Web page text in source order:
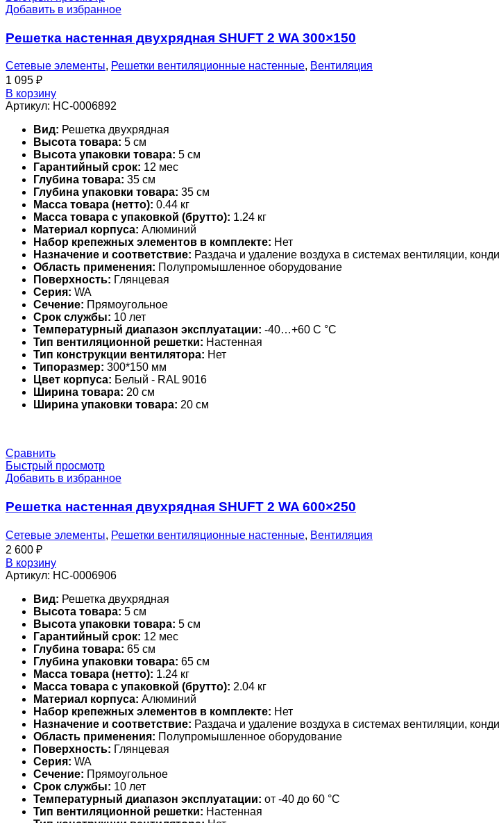
Добавить в избранное
Решетка настенная двухрядная SHUFT 2 WA 300×150
Сетевые элементы, Решетки вентиляционные настенные, Вентиляция
1 095 ₽
В корзину
Артикул: НС-0006892
Вид: Решетка двухрядная
Высота товара: 5 см
Высота упаковки товара: 5 см
Гарантийный срок: 12 мес
Глубина товара: 35 см
Глубина упаковки товара: 35 см
Масса товара (нетто): 0.44 кг
Масса товара с упаковкой (брутто): 1.24 кг
Материал корпуса: Алюминий
Набор крепежных элементов в комплекте: Нет
Назначение и соответствие: Раздача и удаление воздуха в системах вентиляции,
Область применения: Полупромышленное оборудование
Поверхность: Глянцевая
Серия: WA
Сечение: Прямоугольное
Срок службы: 10 лет
Температурный диапазон эксплуатации: -40…+60 С °С
Тип вентиляционной решетки: Настенная
Тип конструкции вентилятора: Нет
Типоразмер: 300*150 мм
Цвет корпуса: Белый - RAL 9016
Ширина товара: 20 см
Ширина упаковки товара: 20 см
Сравнить
Быстрый просмотр
Добавить в избранное
Решетка настенная двухрядная SHUFT 2 WA 600×250
Сетевые элементы, Решетки вентиляционные настенные, Вентиляция
2 600 ₽
В корзину
Артикул: НС-0006906
Вид: Решетка двухрядная
Высота товара: 5 см
Высота упаковки товара: 5 см
Гарантийный срок: 12 мес
Глубина товара: 65 см
Глубина упаковки товара: 65 см
Масса товара (нетто): 1.24 кг
Масса товара с упаковкой (брутто): 2.04 кг
Материал корпуса: Алюминий
Набор крепежных элементов в комплекте: Нет
Назначение и соответствие: Раздача и удаление воздуха в системах вентиляции,
Область применения: Полупромышленное оборудование
Поверхность: Глянцевая
Серия: WA
Сечение: Прямоугольное
Срок службы: 10 лет
Температурный диапазон эксплуатации: от -40 до 60 °С
Тип вентиляционной решетки: Настенная